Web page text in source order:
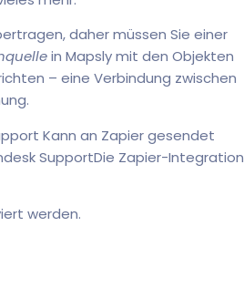
daher müssen Sie einer
in Mapsly mit den Objekten
– eine Verbindung zwischen
Kann an Zapier gesendet
SupportDie Zapier-Integration
werden.